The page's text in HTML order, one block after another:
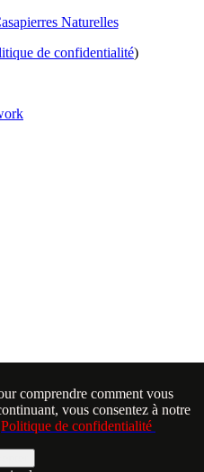
Naturelles
de confidentialité)
de confidentialité
comprendre comment vous
vous consentez à notre
Politique de confidentialité